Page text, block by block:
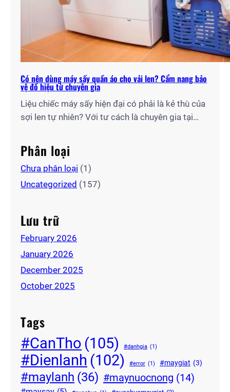
Có nên dùng máy sấy quần áo cho vải len? Cẩm nang bảo
vệ đồ hiệu từ chuyên gia
Liệu chiếc máy sấy hiện đại có phải là kẻ thù của
sợi len tự nhiên? Với tư cách là chuyên gia tại
hỏi: “Có nên dùng máy sấy quần áo cho vải len
hay không?” và chia sẻ quy trình sấy chuẩn kỹ…
Phân loại
Chưa phân loại (1)
Uncategorized (157)
Lưu trữ
February 2026
January 2026
December 2025
October 2025
Tags
#CanTho (105) #danhgia (1)
#Dienlanh (102) #error (1) #maygiat (3)
#maylanh (36) #maynuocnong (14)